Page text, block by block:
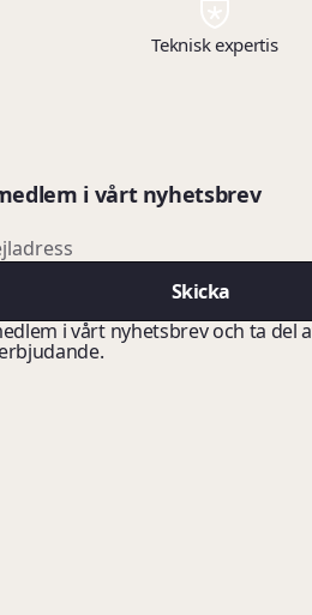
Teknisk expertis
i vårt nyhetsbrev
Skicka
i vårt nyhetsbrev och ta del